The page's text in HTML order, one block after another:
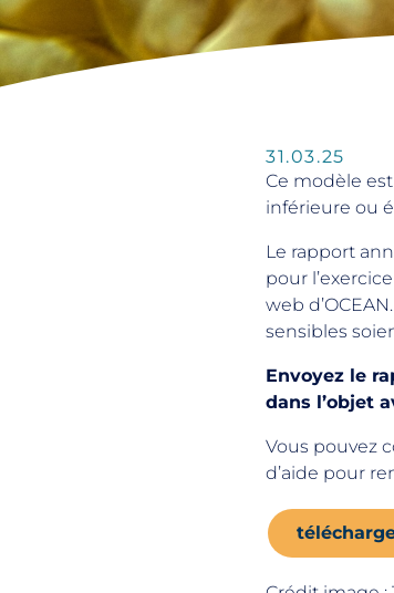
31.03.25
Ce modèle
inférieure ou
Le rapport
pour
web
sensibles
Envoyez le
dans l’objet
Vous pouvez
d’aide pour